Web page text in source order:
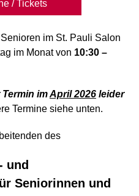
/ Tickets
im St. Pauli Salon
im Monat von 10:30 –
imApril 2026leider
Termine siehe unten.
des
und
Seniorinnen und